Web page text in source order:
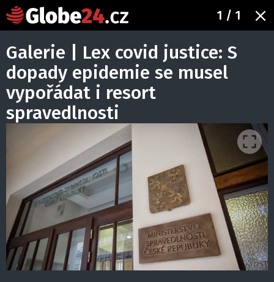
1 / 1
Galerie | Lex covid justice: S
dopady epidemie se musel
vypořádat i resort
spravedlnosti